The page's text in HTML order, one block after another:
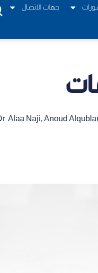
جهات الاتصال
Alaa Naji, Anoud